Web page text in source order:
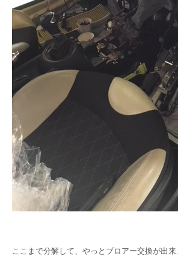
ここまで分解して、やっとブロアー交換が出来